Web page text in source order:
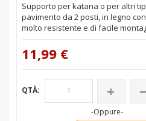
Supporto per katana o per altri
pavimento da 2 posti, in legno
molto resistente e di facile
11,99 €
QTÀ:
-Oppure-